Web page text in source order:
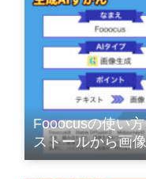
Fooocusの使い
ストールから画